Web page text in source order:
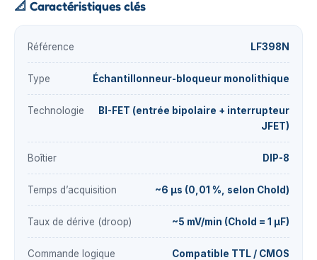
📐 Caractéristiques clés
Référence LF398N
Type Échantillonneur-bloqueur monolithique
Technologie
BI-FET (entrée bipolaire + interrupteur
JFET)
Boîtier DIP-8
Temps d’acquisition ~6 µs (0,01 %, selon Chold)
Taux de dérive (droop) ~5 mV/min (Chold = 1 µF)
Commande logique Compatible TTL / CMOS